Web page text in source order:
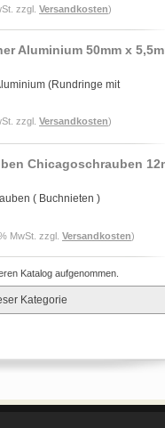
zzgl. Versandkosten)
Aluminium 50mm x
(Rundringe mit
zzgl. Versandkosten)
Chicagoschrauben
( Buchnieten )
MwSt. zzgl. Versandkosten)
Katalog aufgenommen.
Kategorie